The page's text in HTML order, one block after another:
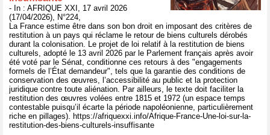
- In : AFRIQUE XXI, 17 avril 2026
(17/04/2026), N°224,
La France estime être dans son bon droit en imposant des critères de
restitution à un pays qui réclame le retour de biens culturels dérobés
durant la colonisation. Le projet de loi relatif à la restitution de biens
culturels, adopté le 13 avril 2026 par le Parlement français après avoir
été voté par le Sénat, conditionne ces retours à des "engagements
formels de l’État demandeur", tels que la garantie des conditions de
conservation des œuvres, l’accessibilité au public et la protection
juridique contre toute aliénation. Par ailleurs, le texte doit faciliter la
restitution des œuvres volées entre 1815 et 1972 (un espace temps
contestable puisqu’il écarte la période napoléonienne, particulièrement
riche en pillages). https://afriquexxi.info/Afrique-France-Une-loi-sur-la-
restitution-des-biens-culturels-insuffisante